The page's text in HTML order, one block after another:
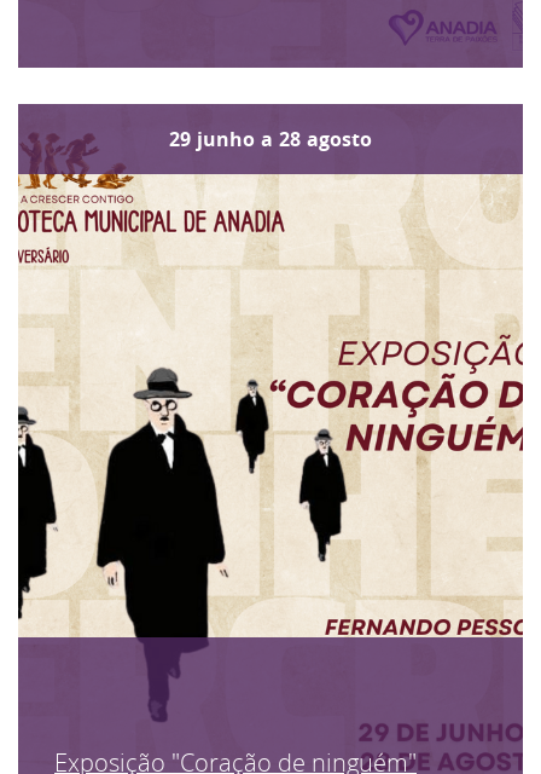
29 junho a 28 agosto
Exposição "Coração de ninguém"